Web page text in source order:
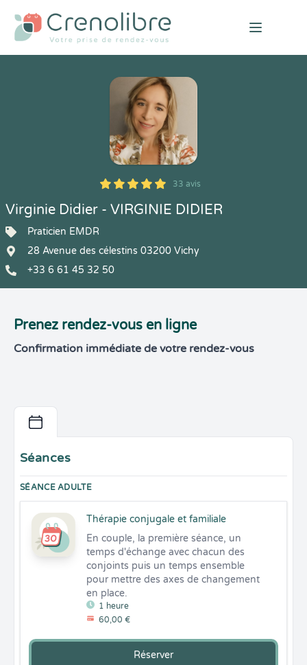
Open
5
1
5
33 33 avis
Virginie Didier - VIRGINIE DIDIER
Praticien EMDR
28 Avenue des célestins 03200 Vichy
+33 6 61 45 32 50
Prenez rendez-vous en ligne
Confirmation immédiate de votre rendez-vous
Séances
SÉANCE ADULTE
Thérapie conjugale et familiale
1 heure
60,00 €
En couple, la première séance, un
temps d'échange avec chacun des
conjoints puis un temps ensemble
pour mettre des axes de changement
en place.
Réserver